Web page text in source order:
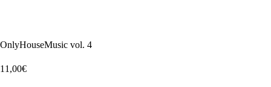
OnlyHouseMusic vol. 4
11,00€